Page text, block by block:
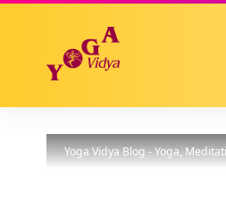
Yoga Vidya Blog - Yoga,